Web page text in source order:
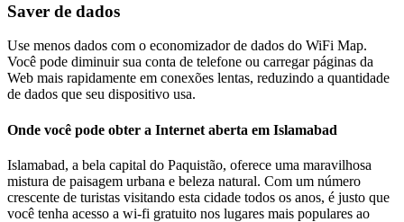
Saver de dados
Use menos dados com o economizador de dados do WiFi Map.
Você pode diminuir sua conta de telefone ou carregar páginas da
Web mais rapidamente em conexões lentas, reduzindo a quantidade
de dados que seu dispositivo usa.
Onde você pode obter a Internet aberta em Islamabad
Islamabad, a bela capital do Paquistão, oferece uma maravilhosa
mistura de paisagem urbana e beleza natural. Com um número
crescente de turistas visitando esta cidade todos os anos, é justo que
você tenha acesso a wi-fi gratuito nos lugares mais populares ao